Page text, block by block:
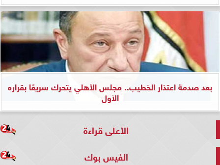
بعد صدمة اعتذار الخطيب.. مجلس الأهلي يتحرك سريعًا بقراره
الأول
الأعلى قراءة
الفيس بوك